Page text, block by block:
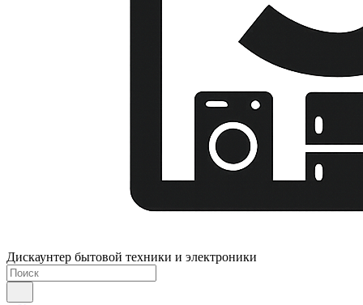
Дискаунтер бытовой техники и электроники